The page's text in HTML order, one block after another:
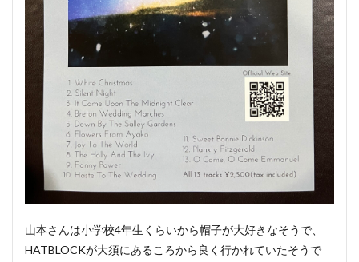
山本さんは小学校4年生くらいから帽子が大好きなそうで、
HATBLOCKが大須にあるころから良く行かれていたそうで